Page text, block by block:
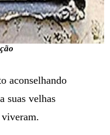
aconselhando
suas velhas
viveram.